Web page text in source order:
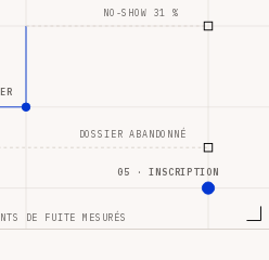
05 · INSCRIPTION
NO-SHOW 31 %
DOSSIER ABANDONNÉ
DE FUITE MESURÉS